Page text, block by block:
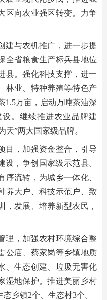
区向农业强区转变。力争
建与农机推广，进一步提
全省粮食生产标兵县地位
县。强化科技支撑，进一
林业、特种养殖等特色产
1.5万亩，启动万吨茶油深
。继续推进农业品牌建
天”两大国家级品牌。
目，加强资金整合，引导
设，争创国家级示范县。
流转，为城乡一体化、
养大户、科技示范户、致
，发展、培养新型农民，
理，加强农村环境综合整
公庙、蔡家岗等乡镇地质
、生态创建、垃圾无害化
湿地保护。推进美丽乡村
乡镇2个、生态村3个。